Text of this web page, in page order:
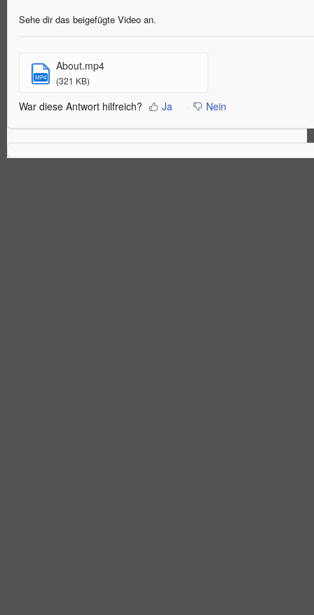
Sehe dir das beigefügte Video an.
MP4
About.mp4
(321 KB)
War diese Antwort hilfreich? Ja Nein